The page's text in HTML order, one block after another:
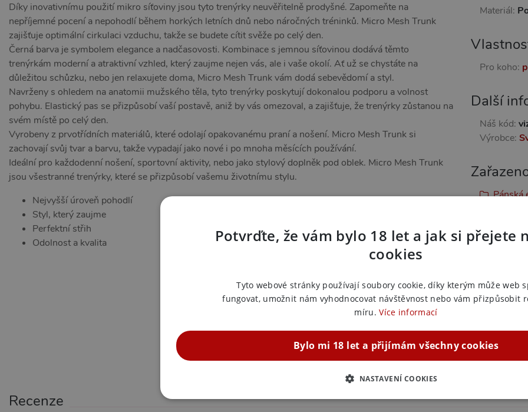
Díky inovativnímu použití mikro síťoviny jsou tyto trenýrky neuvěřitelně prodyšné. Zapomeňte na
nepříjemné pocení a nepohodlí během horkých letních dnů nebo náročných tréninků. Micro Mesh Trunk
zajišťuje optimální cirkulaci vzduchu, takže se budete cítit svěže po celý den.
Černá barva je symbolem elegance a nadčasovosti. Kombinace s jemnou síťovinou dodává těmto
trenýrkám moderní a atraktivní vzhled, který zaujme nejen vás, ale i vaše okolí. Ať už se chystáte na
důležitou schůzku, nebo jen relaxujete doma, Micro Mesh Trunk vám dodá sebevědomí a styl.
Navrženy s ohledem na anatomii mužského těla, tyto trenýrky poskytují dokonalou podporu a volnost
pohybu. Elastický pas se přizpůsobí vaší postavě, aniž by vás omezoval, a zajišťuje, že trenýrky zůstanou na
svém místě po celý den.
Vyrobeny z prvotřídních materiálů, které odolají opakovanému praní a nošení. Micro Mesh Trunk si
zachovají svůj tvar a barvu, takže vypadají jako nové i po mnoha měsících používání.
Ideální pro každodenní nošení, sportovní aktivity, nebo jako stylový doplněk pod oblek. Micro Mesh Trunk
jsou všestranné trenýrky, které se přizpůsobí vašemu životnímu stylu.
Nejvyšší úroveň pohodlí
Styl, který zaujme
Perfektní střih
Odolnost a kvalita
Materiál:
Pro koho:
Další
Náš kód:
Výrobce:
Pánská
Pánská
L
Pánská
černá
Recenze
Potvrďte, že vám bylo 18 let a jak si přejete
cookies
Tyto webové stránky používají soubory cookie, díky kterým může web
fungovat, umožnit nám vyhodnocovat návštěvnost nebo vám přizpůsobit
míru. Více informací
Bylo mi 18 let a přijímám všechny cookies
NASTAVENÍ COOKIES
NEZBYTNĚ NUTNÉ ANALYTICKÉ MARKETINGOVÉ